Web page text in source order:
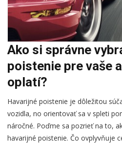
Ako si správne
poistenie pre vaše
oplatí?
Havarijné poistenie je dôležitou
vozidla, no orientovať sa v spleti
náročné. Poďme sa pozrieť na to,
havarijné poistenie. Čo ovplyvňuje